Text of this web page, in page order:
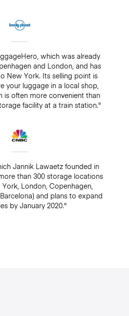
which was already
and London, and has
New York. Its selling point is
your luggage in a local shop,
is often more convenient than
facility at a train station."
Jannik Lawaetz founded in
than 300 storage locations
London, Copenhagen,
and plans to expand
by January 2020."